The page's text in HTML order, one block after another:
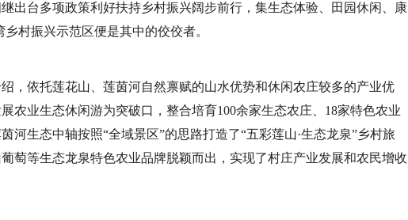
出台多项政策利好扶持乡村振兴阔步前行，集生态体验、田园休闲、康
村振兴示范区便是其中的佼佼者。
，依托莲花山、莲茵河自然禀赋的山水优势和休闲农庄较多的产业优
农业生态休闲游为突破口，整合培育100余家生态农庄、18家特色农业
河生态中轴按照“全域景区”的思路打造了“五彩莲山·生态龙泉”乡村旅
萄等生态龙泉特色农业品牌脱颖而出，实现了村庄产业发展和农民增收